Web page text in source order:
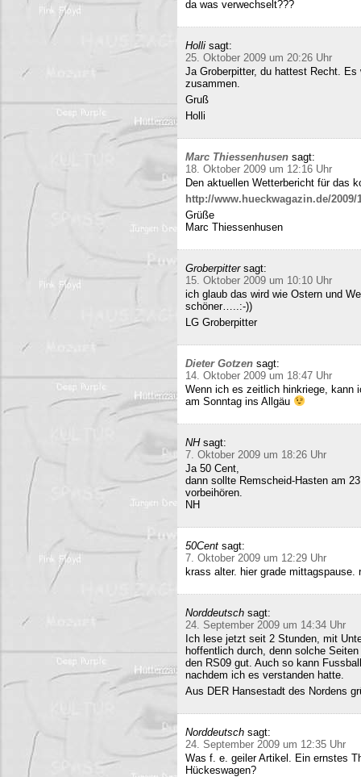
da was verwechselt???
Holli sagt:
25. Oktober 2009 um 20:26 Uhr
Ja Groberpitter, du hattest Recht.
zusammen.
Gruß
Holli
Marc Thiessenhusen sagt:
18. Oktober 2009 um 12:16 Uhr
Den aktuellen Wetterbericht für das
http://www.hueckwagazin.de/2009/
Grüße
Marc Thiessenhusen
Groberpitter sagt:
15. Oktober 2009 um 10:10 Uhr
ich glaub das wird wie Ostern und
schöner…..:-))
LG Groberpitter
Dieter Gotzen sagt:
14. Oktober 2009 um 18:47 Uhr
Wenn ich es zeitlich hinkriege, kann
am Sonntag ins Allgäu
NH sagt:
7. Oktober 2009 um 18:26 Uhr
Ja 50 Cent,
dann sollte Remscheid-Hasten am
vorbeihören.
NH
50Cent sagt:
7. Oktober 2009 um 12:29 Uhr
krass alter. hier grade
Norddeutsch sagt:
24. September 2009 um 14:34 Uhr
Ich lese jetzt seit 2 Stunden, mit
hoffentlich durch, denn solche
den RS09 gut. Auch so kann
nachdem ich es verstanden hatte.
Aus DER Hansestadt des Nordens
Norddeutsch sagt:
24. September 2009 um 12:35 Uhr
Was f. e. geiler Artikel. Ein ernstes
Hückeswagen?